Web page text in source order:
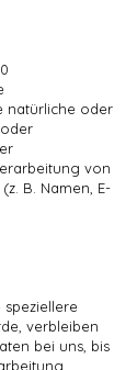
natürliche oder
von
B. Namen, E-
verbleiben
bei uns, bis